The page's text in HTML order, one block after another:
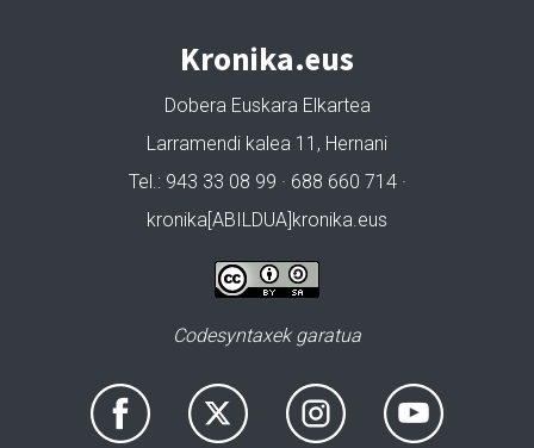
Kronika.eus
Dobera Euskara Elkartea
Larramendi kalea 11, Hernani
Tel.: 943 33 08 99 · 688 660 714 ·
kronika[ABILDUA]kronika.eus
Codesyntaxek garatua